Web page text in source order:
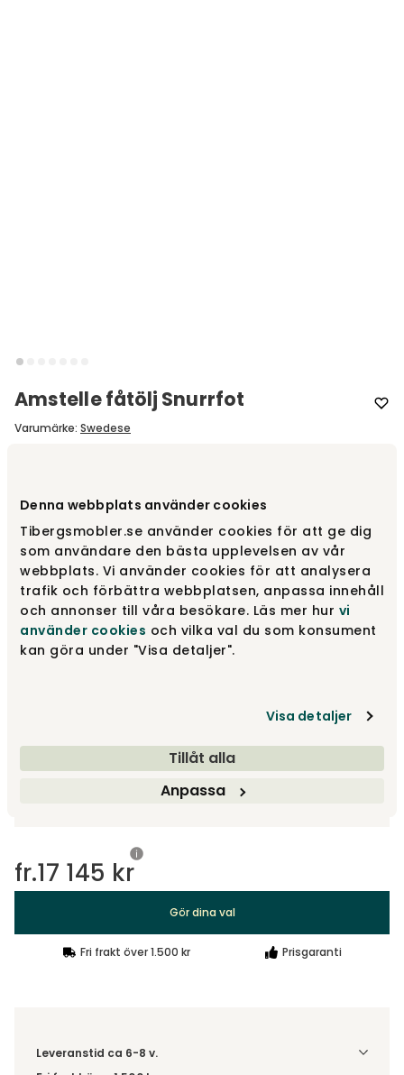
Denna webbplats använder cookies
Tibergsmobler.se använder cookies för att ge dig
som användare den bästa upplevelsen av vår
webbplats. Vi använder cookies för att analysera
trafik och förbättra webbplatsen, anpassa innehåll
och annonser till våra besökare. Läs mer hur vi
använder cookies och vilka val du som konsument
kan göra under "Visa detaljer".
Visa detaljer
Tillåt alla
Anpassa
Amstelle fåtölj Snurrfot
Varumärke: Swedese
Snurrfot fr. 17 145 kr
Metallben fr.14 235 kr
Designa själv
fr.17 145 kr
Gör dina val
Fri frakt över 1.500 kr Prisgaranti
Leveranstid ca 6-8 v.